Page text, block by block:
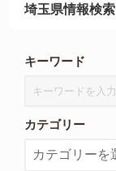
埼玉県情報検索
キーワード
カテゴリー